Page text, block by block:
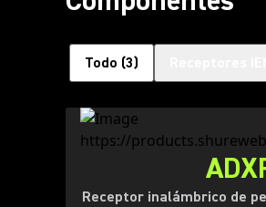
Todo (3)
Receptor inalámbrico de